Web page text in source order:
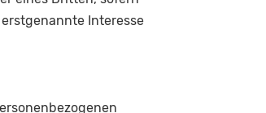
Interesse